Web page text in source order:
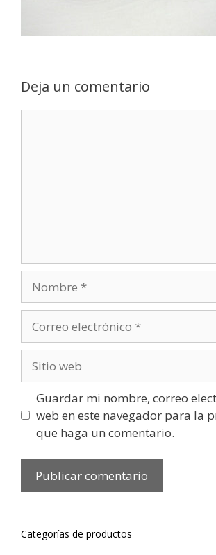
Deja un comentario
electrónico
web
Guardar mi nombre, correo
web en este navegador para la
que haga un comentario.
Categorías de productos